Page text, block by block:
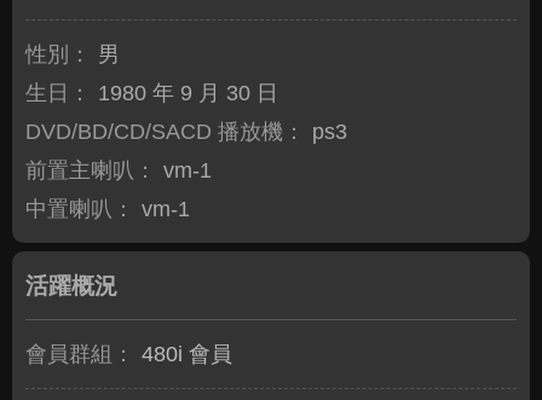
性別：
男
生日：
1980 年 9 月 30 日
DVD/BD/CD/SACD 播放機：
ps3
前置主喇叭：
vm-1
中置喇叭：
vm-1
活躍概況
會員群組： 480i 會員